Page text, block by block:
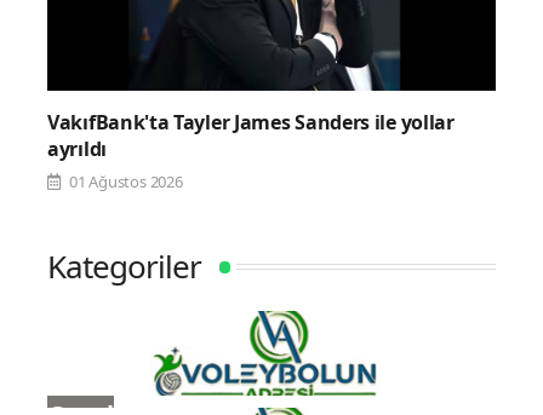
VakıfBank'ta Tayler James Sanders ile yollar
ayrıldı
01 Ağustos 2026
Kategoriler